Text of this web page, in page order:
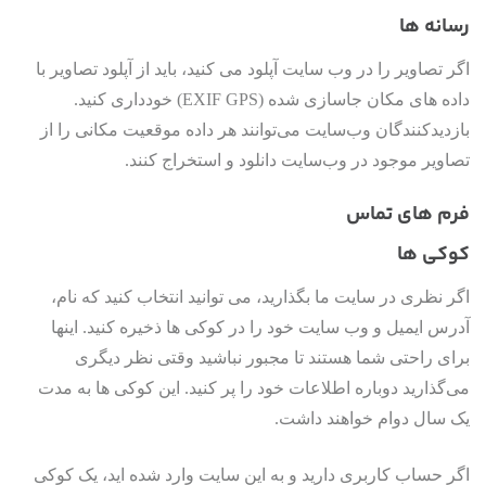
رسانه ها
اگر تصاویر را در وب سایت آپلود می کنید، باید از آپلود تصاویر با
داده های مکان جاسازی شده (EXIF GPS) خودداری کنید.
بازدیدکنندگان وب‌سایت می‌توانند هر داده موقعیت مکانی را از
تصاویر موجود در وب‌سایت دانلود و استخراج کنند.
فرم های تماس
کوکی ها
اگر نظری در سایت ما بگذارید، می توانید انتخاب کنید که نام،
آدرس ایمیل و وب سایت خود را در کوکی ها ذخیره کنید. اینها
برای راحتی شما هستند تا مجبور نباشید وقتی نظر دیگری
می‌گذارید دوباره اطلاعات خود را پر کنید. این کوکی ها به مدت
یک سال دوام خواهند داشت.
اگر حساب کاربری دارید و به این سایت وارد شده اید، یک کوکی